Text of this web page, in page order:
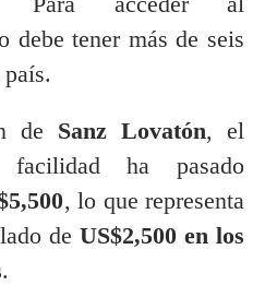
debe tener más de seis
de Sanz Lovatón, el
ha pasado
, lo que representa
deUS$2,500 en los
.